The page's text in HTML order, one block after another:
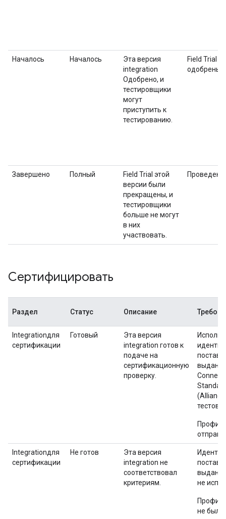
Началось Началось
Эта версия
integration
Одобрено, и
тестировщики
могут
приступить к
тестированию.
Field Trial
одобрены.
Завершено Полный Field Trial этой
версии были
прекращены, и
тестировщики
больше не могут
в них
участвовать.
Сертифицировать
Раздел Статус Описание
Integrationдля
сертификации
Готовый
Эта версия
integration готов к
подаче на
сертификационную
проверку.
Integrationдля
сертификации
Не готов
Эта версия
integration не
соответствовал
критериям.
не
не был